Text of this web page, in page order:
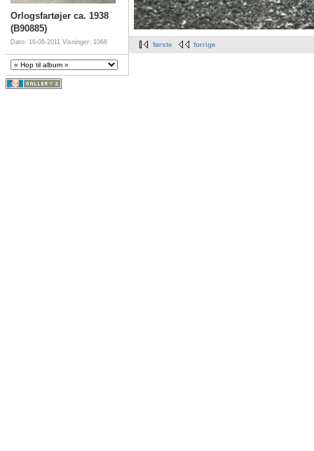
Orlogsfartøjer ca. 1938
(B90885)
Dato: 16-06-2011 Visninger: 1066 første forrige